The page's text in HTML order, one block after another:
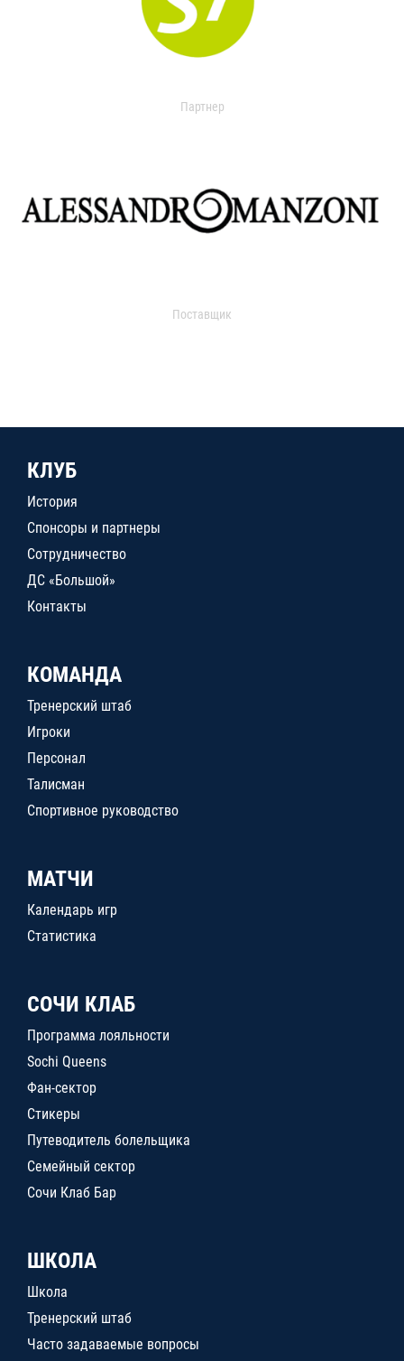
Партнер
Поставщик
КЛУБ
История
Спонсоры и партнеры
Сотрудничество
ДС «Большой»
Контакты
КОМАНДА
Тренерский штаб
Игроки
Персонал
Талисман
Спортивное руководство
МАТЧИ
Календарь игр
Статистика
СОЧИ КЛАБ
Программа лояльности
Sochi Queens
Фан-сектор
Стикеры
Путеводитель болельщика
Семейный сектор
Сочи Клаб Бар
ШКОЛА
Школа
Тренерский штаб
Часто задаваемые вопросы